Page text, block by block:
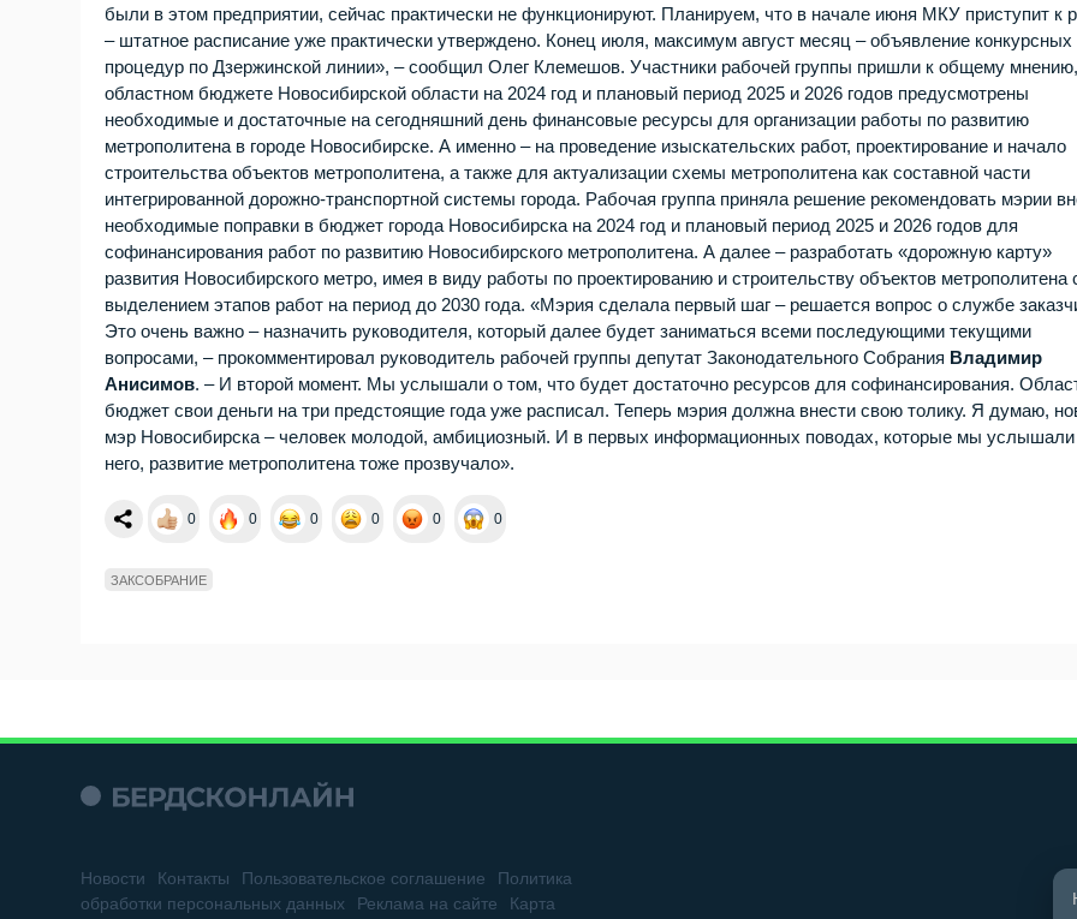
были в этом предприятии, сейчас практически не функционируют. Планируем, что в начале июня МКУ приступит к
– штатное расписание уже практически утверждено. Конец июля, максимум август месяц – объявление конкурсных
процедур по Дзержинской линии», – сообщил Олег Клемешов. Участники рабочей группы пришли к общему
областном бюджете Новосибирской области на 2024 год и плановый период 2025 и 2026 годов предусмотрены
необходимые и достаточные на сегодняшний день финансовые ресурсы для организации работы по развитию
метрополитена в городе Новосибирске. А именно – на проведение изыскательских работ, проектирование и начало
строительства объектов метрополитена, а также для актуализации схемы метрополитена как составной части
интегрированной дорожно-транспортной системы города. Рабочая группа приняла решение рекомендовать мэрии
необходимые поправки в бюджет города Новосибирска на 2024 год и плановый период 2025 и 2026 годов для
софинансирования работ по развитию Новосибирского метрополитена. А далее – разработать «дорожную карту»
развития Новосибирского метро, имея в виду работы по проектированию и строительству объектов метрополитена
выделением этапов работ на период до 2030 года. «Мэрия сделала первый шаг – решается вопрос о службе
Это очень важно – назначить руководителя, который далее будет заниматься всеми последующими текущими
вопросами, – прокомментировал руководитель рабочей группы депутат Законодательного Собрания Владимир
Анисимов. – И второй момент. Мы услышали о том, что будет достаточно ресурсов для софинансирования.
бюджет свои деньги на три предстоящие года уже расписал. Теперь мэрия должна внести свою толику. Я думаю,
мэр Новосибирска – человек молодой, амбициозный. И в первых информационных поводах, которые мы услышали
него, развитие метрополитена тоже прозвучало».
0 0 0 0 0 0
ЗАКСОБРАНИЕ
Новости Контакты Пользовательское соглашение
Политика
обработки персональных данных
Реклама на сайте Карта